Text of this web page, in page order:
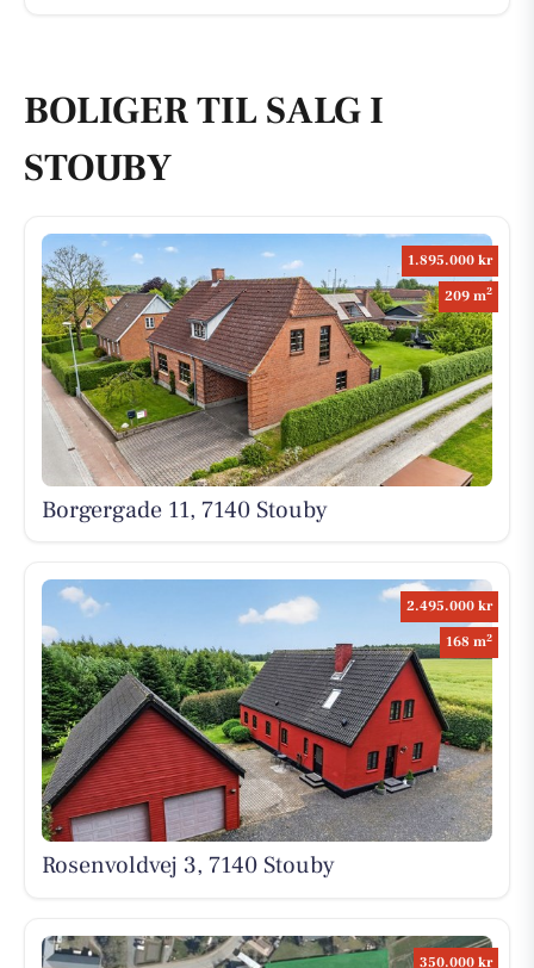
BOLIGER TIL SALG I
STOUBY
1.895.000 kr
209 m2
Borgergade 11, 7140 Stouby
2.495.000 kr
168 m2
Rosenvoldvej 3, 7140 Stouby
350.000 kr